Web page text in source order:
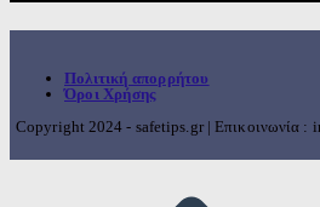
Πολιτική απορρήτου
Όροι Χρήσης
Copyright 2024 - safetips.gr | Επικοινωνία :